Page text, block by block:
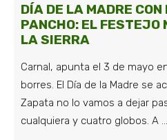
DÍA DE LA MADRE
PANCHO: EL FESTEJO
LA SIERRA
Carnal, apunta el 3 de mayo
borres. El Día de la Madre se
Zapata no lo vamos a dejar
cualquiera y cuatro globos. A